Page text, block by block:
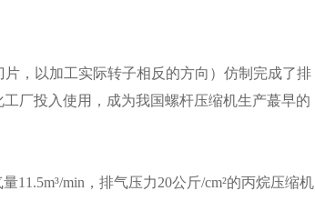
片，以加工实际转子相反的方向）仿制完成了排
工厂投入使用，成为我国螺杆压缩机生产蕞早的
11.5m³/min，排气压力20公斤/cm²的丙烷压缩机